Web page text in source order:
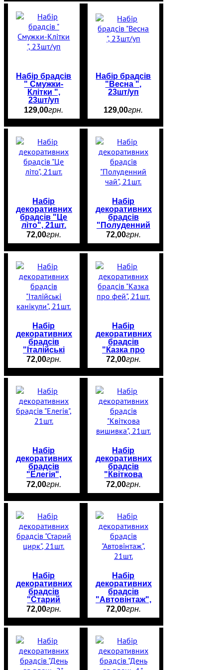
Набір брадсів
" Смужки-
Клітки ",
23шт/уп
129,00грн.
Набір брадсів
"Весна ",
23шт/уп
129,00грн.
Набір
декоративних
брадсів "Це
літо", 21шт.
72,00грн.
Набір
декоративних
брадсів
"Полуденний
чай", 21шт.
72,00грн.
Набір
декоративних
брадсів
"Італійські
канікули",
21шт.
72,00грн.
Набір
декоративних
брадсів
"Казка про
фей", 21шт.
72,00грн.
Набір
декоративних
брадсів
"Елегія",
21шт.
72,00грн.
Набір
декоративних
брадсів
"Квіткова
вишивка",
21шт.
72,00грн.
Набір
декоративних
брадсів
"Старий
цирк", 21шт.
72,00грн.
Набір
декоративних
брадсів
"Автовінтаж",
21шт.
72,00грн.